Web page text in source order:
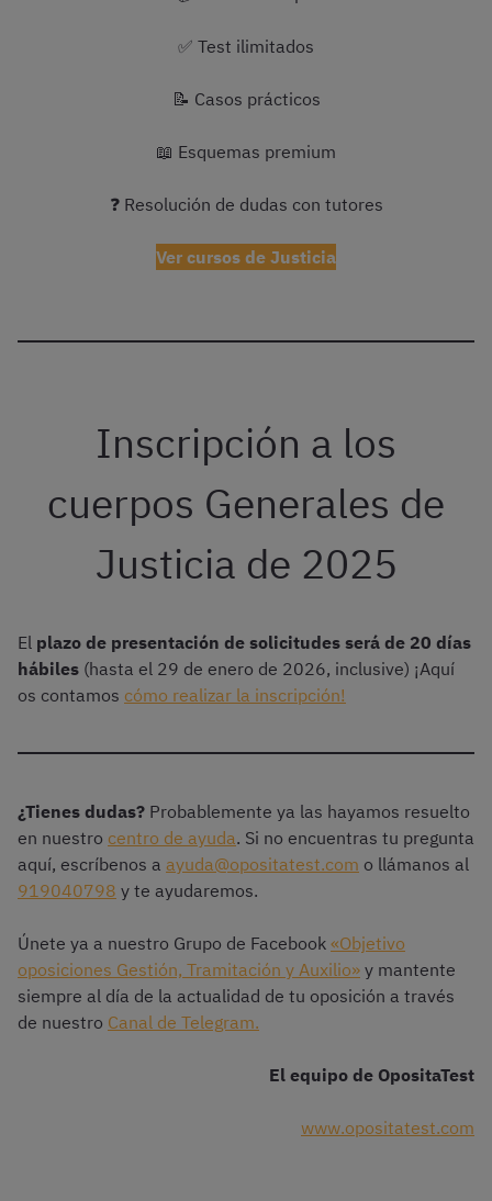
✅ Test ilimitados
📝 Casos prácticos
📖 Esquemas premium
❓ Resolución de dudas con tutores
Ver cursos de Justicia
Inscripción a los
cuerpos Generales de
Justicia de 2025
El plazo de presentación de solicitudes será de 20 días
hábiles (hasta el 29 de enero de 2026, inclusive) ¡Aquí
os contamos cómo realizar la inscripción!
¿Tienes dudas? Probablemente ya las hayamos resuelto
en nuestro centro de ayuda. Si no encuentras tu pregunta
aquí, escríbenos a ayuda@opositatest.com o llámanos al
919040798 y te ayudaremos.
Únete ya a nuestro Grupo de Facebook «Objetivo
oposiciones Gestión, Tramitación y Auxilio» y mantente
siempre al día de la actualidad de tu oposición a través
de nuestro Canal de Telegram.
El equipo de OpositaTest
www.opositatest.com